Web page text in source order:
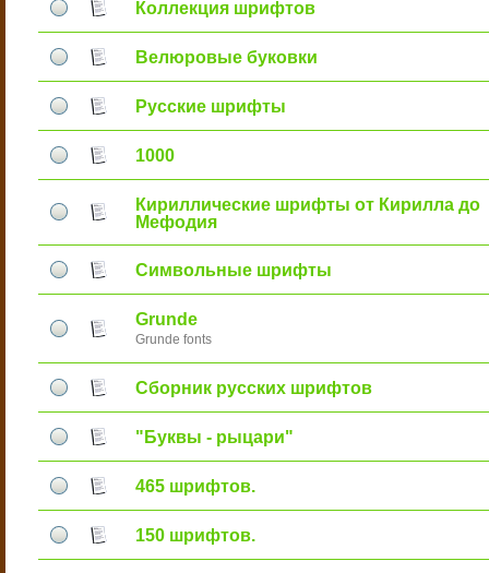
Коллекция шрифтов
Велюровые буковки
Русские шрифты
1000
Кириллические шрифты от Кирилла до
Мефодия
Символьные шрифты
Grunde
Grunde fonts
Сборник русских шрифтов
"Буквы - рыцари"
465 шрифтов.
150 шрифтов.